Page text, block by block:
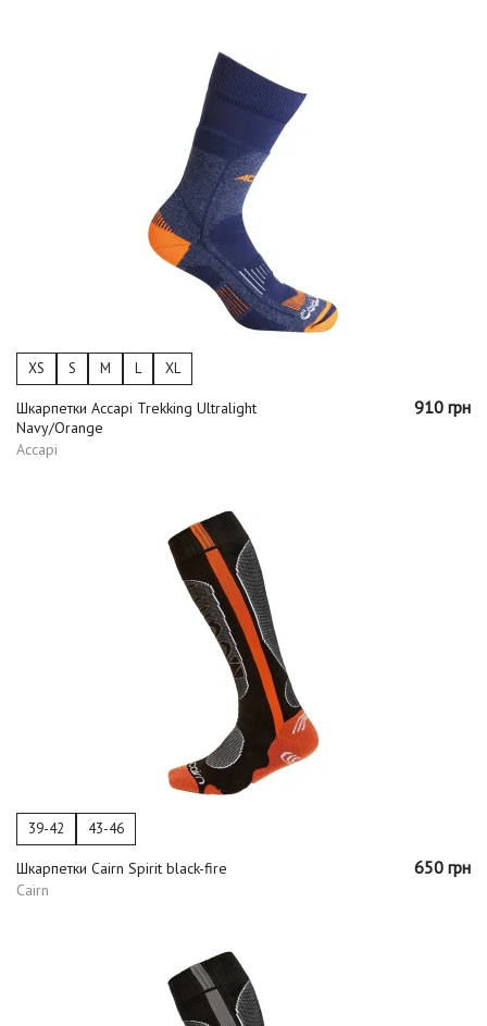
XS S M L XL
Шкарпетки Accapi Trekking Ultralight
Navy/Orange
Accapi
910 грн
39-42 43-46
Шкарпетки Cairn Spirit black-fire
Cairn
650 грн